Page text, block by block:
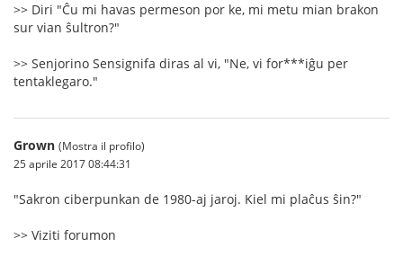
>> Diri "Ĉu mi havas permeson por ke, mi metu mian brakon
sur vian ŝultron?"
>> Senjorino Sensignifa diras al vi, "Ne, vi for***iĝu per
tentaklegaro."
Grown (Mostra il profilo)
25 aprile 2017 08:44:31
"Sakron ciberpunkan de 1980-aj jaroj. Kiel mi plaĉus ŝin?"
>> Viziti forumon